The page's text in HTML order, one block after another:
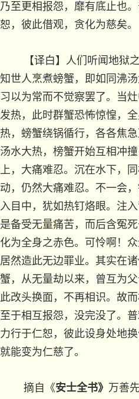
乃至更相报怨，靡有底止也
恕，彼此借观，贪化为慈矣。
【译白】人们听闻地狱
知世人烹煮螃蟹，即如同沸
习以为常而不觉察罢了。当
发热，此时群蟹恐怖惊惶，
热，螃蟹绕锅循行，各各焦
汤水大热，榜蟹开始互相冲
上，大痛难忍。沉在水下，
动，仍然大痛难忍。不一会
入目中，犹如热钉烙眼。注
是备受无量痛苦，而后含冤
化为全身之赤色。可怜啊！
居然造此无边罪业。其实在
蟹，从无量劫以来，曾互为
此改头换面，不再相识。故
至于相互报怨，没完没了。
力行于仁恕，彼此设身处地
就能变为仁慈了。
摘自《安士全书》 万善